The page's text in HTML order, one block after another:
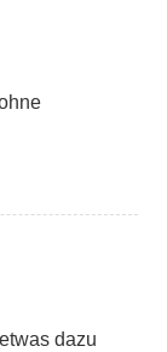
dazu